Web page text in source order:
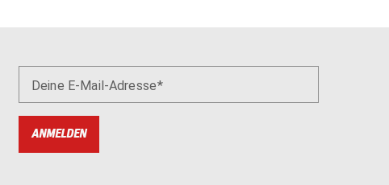
Deine E-Mail-Adresse
ANMELDEN